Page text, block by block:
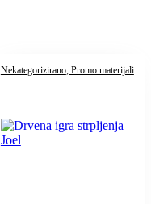
Nekategorizirano, Promo materijali